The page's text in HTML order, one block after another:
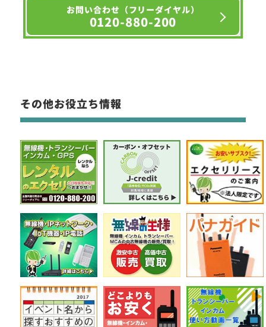
お問い合わせ（フリーダイヤル）
0120-880-200
その他お役立ち情報